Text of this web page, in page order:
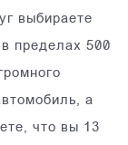
выбираете
пределах 500
а
что вы 13